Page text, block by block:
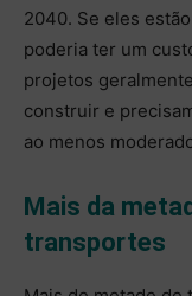
2040. Se eles
poderia ter um
projetos
construir e
ao menos
Mais da
transportes